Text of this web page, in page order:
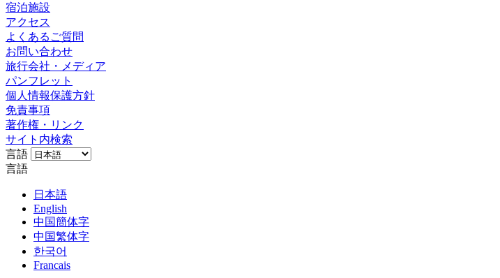
宿泊施設
アクセス
よくあるご質問
お問い合わせ
旅行会社・メディア
パンフレット
個人情報保護方針
免責事項
著作権・リンク
サイト内検索
言語
言語
日本語
English
中国簡体字
中国繁体字
한국어
Francais